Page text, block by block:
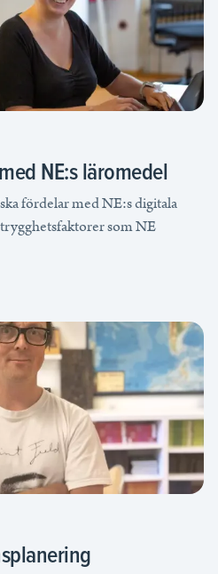
NE:s läromedel
fördelar med NE:s digitala
som NE